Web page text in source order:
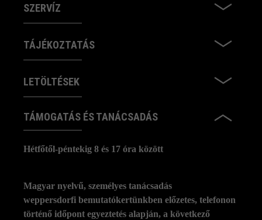
SZERVÍZ
TÁJÉKOZTATÁS
LETÖLTÉSEK
TÁMOGATÁS ÉS TANÁCSADÁS
Hétfőtől-péntekig 8 és 17 óra között
Magyar nyelvű, személyes tanácsadás
weppersdorfi bemutatókertünkben előzetes, telefonon
történő időpont egyeztetés alapján, a következő